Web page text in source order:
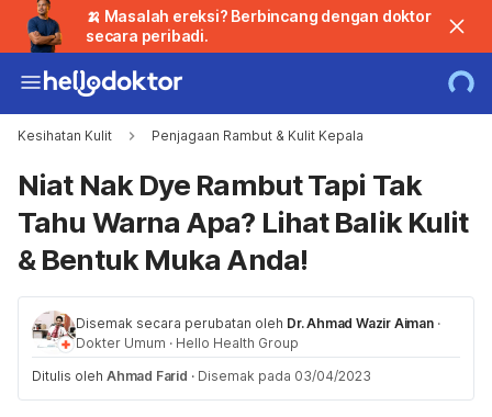
🍌 Masalah ereksi? Berbincang dengan doktor
secara peribadi.
Kesihatan Kulit Penjagaan Rambut & Kulit Kepala
Niat Nak Dye Rambut Tapi Tak
Tahu Warna Apa? Lihat Balik Kulit
& Bentuk Muka Anda!
Disemak secara perubatan oleh Dr. Ahmad Wazir Aiman ·
Dokter Umum · Hello Health Group
Ditulis oleh Ahmad Farid · Disemak pada 03/04/2023